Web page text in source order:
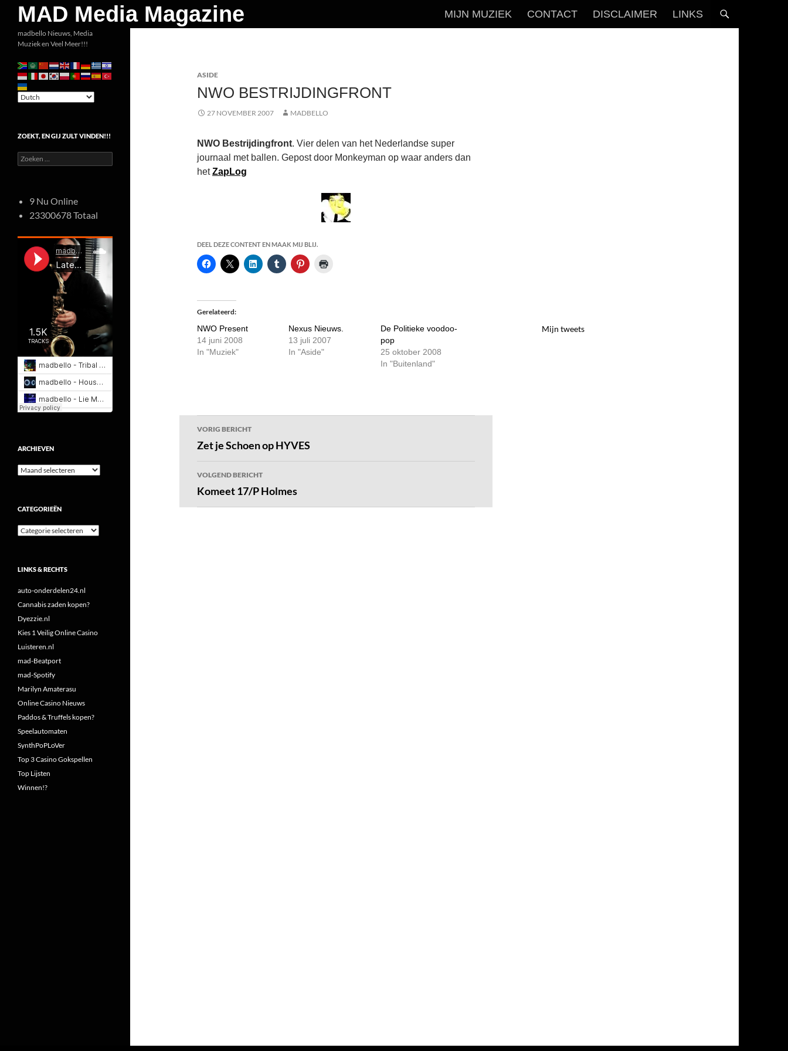
inhoud
MAD Media Magazine
Zoeken
MIJN MUZIEK CONTACT DISCLAIMER LINKS
ASIDE
NWO BESTRIJDINGFRONT
27 NOVEMBER 2007 MADBELLO
NWO Bestrijdingfront. Vier delen van het Nederlandse super
journaal met ballen. Gepost door Monkeyman op waar anders dan
hetZapLog
DEEL DEZE CONTENT EN MAAK MIJ BLIJ.
Gerelateerd
NWO Present
14 juni 2008
In "Muziek"
Nexus Nieuws.
13 juli 2007
In "Aside"
De Politieke voodoo-
pop
25 oktober 2008
In "Buitenland"
Bericht
navigatie
VORIG BERICHT
Zet je Schoen op HYVES
VOLGEND BERICHT
Komeet 17/P Holmes
Mijn tweets
madbello Nieuws, Media
Muziek en Veel Meer!!!
ZOEKT, EN GIJ ZULT VINDEN!!!
Zoeken
naar:
9 Nu Online
23300678 Totaal
ARCHIEVEN
Archieven
CATEGORIEËN
Categorieën
LINKS & RECHTS
auto-onderdelen24.nl
Cannabis zaden kopen?
Dyezzie.nl
Kies 1 Veilig Online Casino
Luisteren.nl
mad-Beatport
mad-Spotify
Marilyn Amaterasu
Online Casino Nieuws
Paddos & Truffels kopen?
Speelautomaten
SynthPoPLoVer
Top 3 Casino Gokspellen
Top Lijsten
Winnen!?